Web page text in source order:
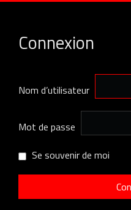
Connexion
Nom d’utilisateur
Mot de passe
Se souvenir de moi